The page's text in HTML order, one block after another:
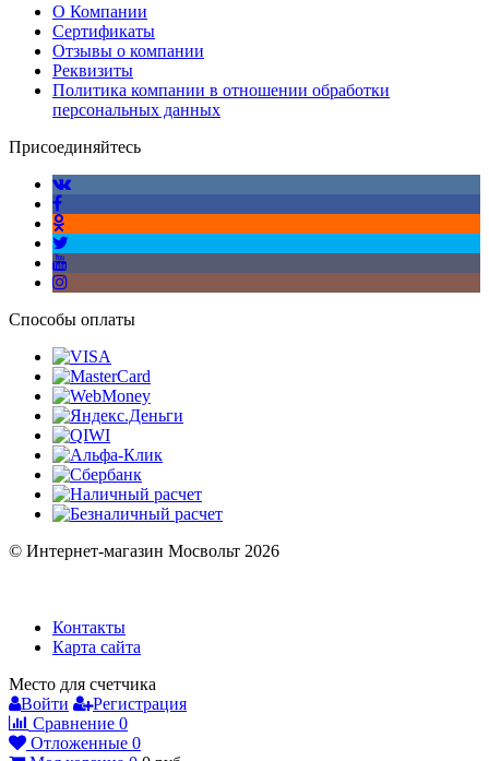
О Компании
Сертификаты
Отзывы о компании
Реквизиты
Политика компании в отношении обработки
персональных данных
Присоединяйтесь
Способы оплаты
© Интернет-магазин Мосвольт 2026
Контакты
Карта сайта
Место для счетчика
Войти
Регистрация
Сравнение 0
Отложенные 0